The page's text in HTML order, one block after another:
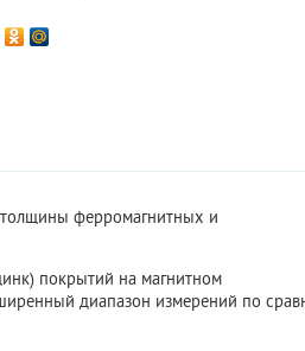
толщины ферромагнитных и
покрытий на магнитном
диапазон измерений по